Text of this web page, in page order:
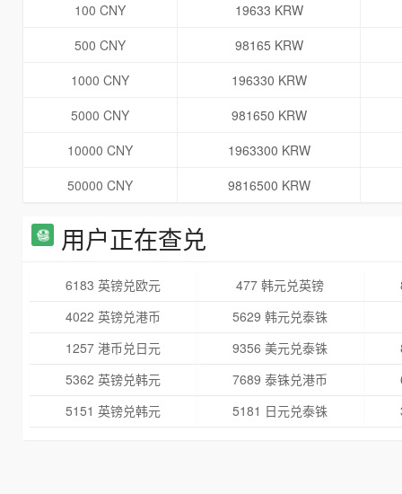
100 CNY
19633 KRW
500 CNY
98165 KRW
1000 CNY
196330 KRW
5000 CNY
981650 KRW
10000 CNY
1963300 KRW
50000 CNY
9816500 KRW
用户正在查兑
6183 英镑兑欧元 477 韩元兑英镑
4022 英镑兑港币
5629 韩元兑泰铢
1257 港币兑日元
9356 美元兑泰铢
5362 英镑兑韩元
7689 泰铢兑港币
5151 英镑兑韩元
5181 日元兑泰铢